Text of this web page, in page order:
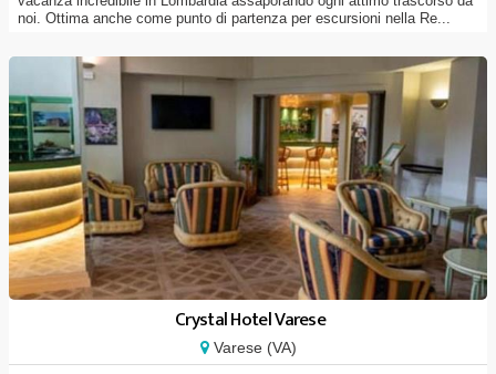
noi. Ottima anche come punto di partenza per escursioni nella Re...
Crystal Hotel Varese
Varese (VA)